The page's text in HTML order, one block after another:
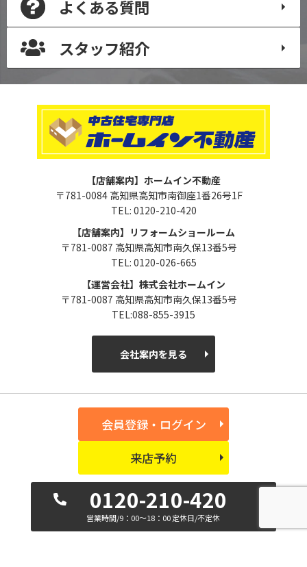
よくある質問
スタッフ紹介
【店舗案内】ホームイン不動産
〒781-0084 高知県高知市南御座1番26号1F
TEL: 0120-210-420
【店舗案内】リフォームショールーム
〒781-0087 高知県高知市南久保13番5号
TEL: 0120-026-665
【運営会社】株式会社ホームイン
〒781-0087 高知県高知市南久保13番5号
TEL:088-855-3915
会社案内を見る
会員登録・ログイン
来店予約
0120-210-420
営業時間/9：00～18：00 定休日/不定休